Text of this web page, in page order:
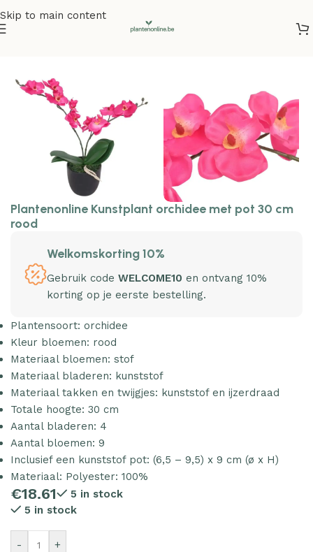
Skip to main content
Plantenonline Kunstplant orchidee met pot 30 cm
rood
Welkomskorting 10%
Gebruik code WELCOME10 en ontvang 10%
korting op je eerste bestelling.
Plantensoort: orchidee
Kleur bloemen: rood
Materiaal bloemen: stof
Materiaal bladeren: kunststof
Materiaal takken en twijgjes: kunststof en ijzerdraad
Totale hoogte: 30 cm
Aantal bladeren: 4
Aantal bloemen: 9
Inclusief een kunststof pot: (6,5 – 9,5) x 9 cm (ø x H)
Materiaal: Polyester: 100%
€18.61
5 in stock
5 in stock
- +